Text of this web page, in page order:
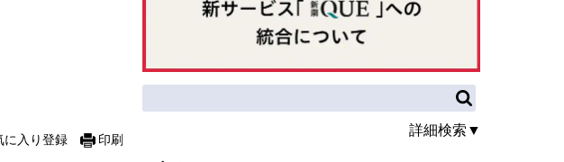
に入り登録 印刷
詳細検索▼